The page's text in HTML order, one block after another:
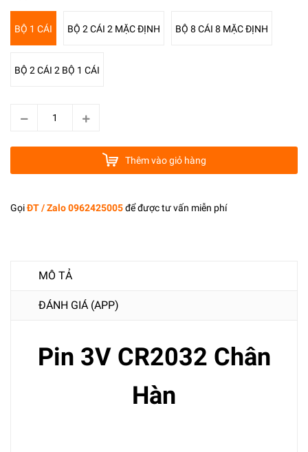
BỘ 1 CÁI BỘ 2 CÁI 2 MẶC ĐỊNH BỘ 8 CÁI 8 MẶC ĐỊNH
BỘ 2 CÁI 2 BỘ 1 CÁI
Thêm vào giỏ hàng
GọiĐT / Zalo 0962425005để được tư vấn miễn phí
MÔ TẢ
ĐÁNH GIÁ (APP)
Pin 3V CR2032 Chân
Hàn